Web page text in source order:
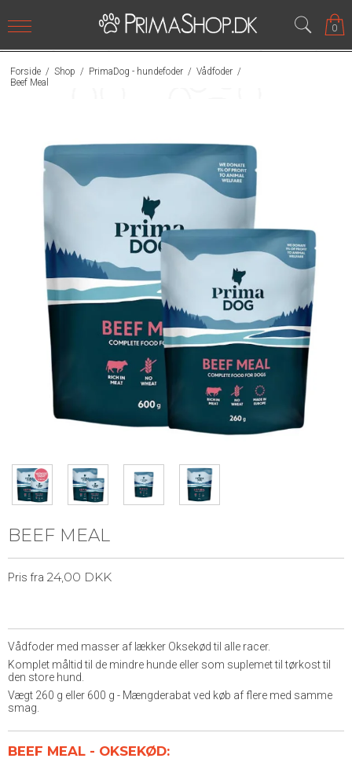
0
Forside / Shop / PrimaDog - hundefoder / Vådfoder /
Beef Meal
BEEF MEAL
Pris fra 24,00 DKK
Vådfoder med masser af lækker Oksekød til alle racer.
Komplet måltid til de mindre hunde eller som suplemet til tørkost til
den store hund.
Vægt 260 g eller 600 g - Mængderabat ved køb af flere med samme
smag.
BEEF MEAL - OKSEKØD: